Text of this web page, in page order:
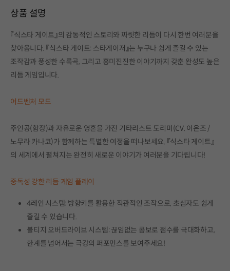
상품 설명
『식스타 게이트』의 감동적인 스토리와 짜릿한 리듬이 다시 한번 여러분을
찾아옵니다. 『식스타 게이트: 스타게이저』는 누구나 쉽게 즐길 수 있는
조작감과 풍성한 수록곡, 그리고 흥미진진한 이야기까지 갖춘 완성도 높은
리듬 게임입니다.
어드벤처 모드
주인공(함장)과 자유로운 영혼을 가진 기타리스트 도리미(CV. 이은조 /
노무라 카나코)가 함께하는 특별한 여정을 떠나보세요. 『식스타 게이트』
의 세계에서 펼쳐지는 완전히 새로운 이야기가 여러분을 기다립니다!
중독성 강한 리듬 게임 플레이
4레인 시스템: 방향키를 활용한 직관적인 조작으로, 초심자도 쉽게
즐길 수 있습니다.
볼티지 오버드라이브 시스템: 끊임없는 콤보로 점수를 극대화하고,
한계를 넘어서는 극강의 퍼포먼스를 보여주세요!